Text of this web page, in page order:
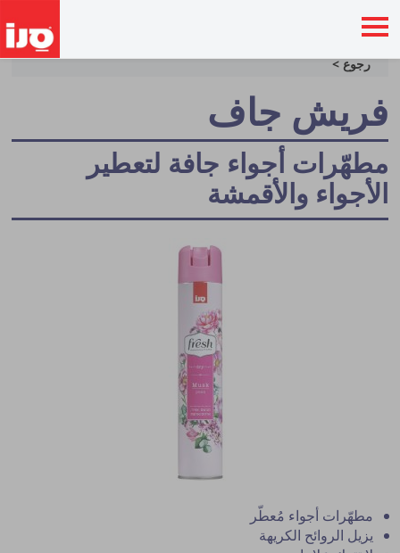
رجوع >
فريش جاف
مطهّرات أجواء جافة لتعطير
الأجواء والأقمشة
مطهّرات أجواء مُعطّر
يزيل الروائح الكريهة